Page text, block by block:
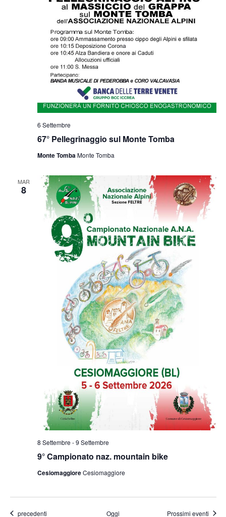
67° Pellegrinaggio sul Monte Tomba
6 Settembre
Monte TombaMonte Tomba
MAR
8
9° Campionato naz. mountain bike
8 Settembre -9 Settembre
CesiomaggioreCesiomaggiore
Eventi
precedenti Oggi Prossimi eventi